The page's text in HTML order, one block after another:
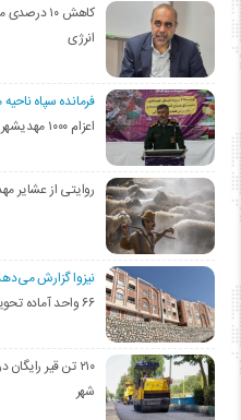
کاهش ۱۰
انرژی
فرمانده سپاه
اعزام ۱۰۰۰ مهدیشهری به تشییع رهبر شهید
روایتی از عشایر
نیزوا گزارش
۶۶ واحد آماده تحویل در پروژه۱۳۸ واحدی مهدیشهر
۲۱۰ تن قیر
شهر